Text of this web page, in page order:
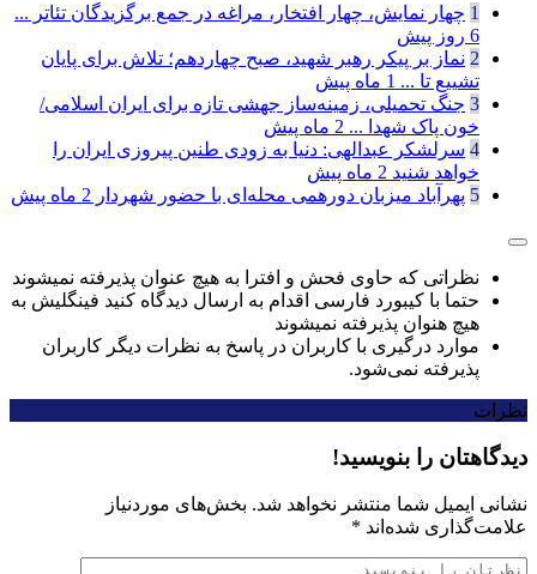
1 چهار نمایش، چهار افتخار، مراغه در جمع برگزیدگان تئاتر ...
6 روز پیش
2 نماز بر پیکر رهبر شهید، صبح چهاردهم؛ تلاش برای پایان
تشییع تا ... 1 ماه پیش
3 جنگ تحمیلی، زمینه‌ساز جهشی تازه برای ایران اسلامی/
خون پاک شهدا ... 2 ماه پیش
4 سرلشکر عبدالهی: دنیا به زودی طنین پیروزی ایران را
خواهد شنید 2 ماه پیش
5 پهرآباد میزبان دورهمی محله‌ای با حضور شهردار 2 ماه پیش
نظراتی که حاوی فحش و افترا به هیچ عنوان پذیرفته نمیشوند
حتما با کیبورد فارسی اقدام به ارسال دیدگاه کنید فینگلیش به
هیچ هنوان پذیرفته نمیشوند
موارد درگیری با کاربران در پاسخ به نظرات دیگر کاربران
پذیرفته نمی‌شود.
نظرات
دیدگاهتان را بنویسید!
نشانی ایمیل شما منتشر نخواهد شد. بخش‌های موردنیاز
علامت‌گذاری شده‌اند *